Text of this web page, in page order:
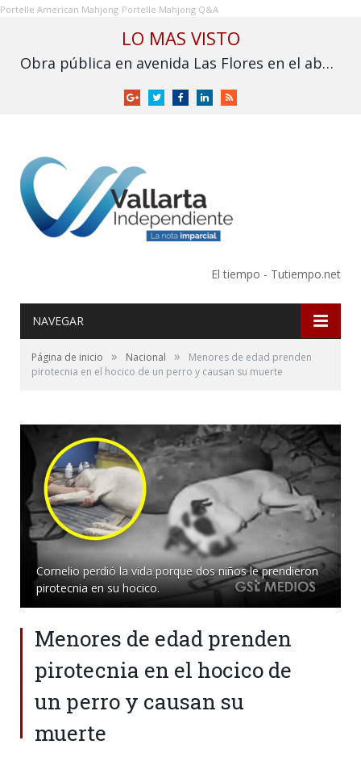
Portelle American Mahjong Portelle Mahjong Q&A
LO MAS VISTO
Obra pública en avenida Las Flores en el abandono
GoogleTwitterFacebookLinkedInRSS
El tiempo - Tutiempo.net
NAVEGAR
Página de inicio » Nacional »
Menores de edad prenden
pirotecnia en el hocico de un perro y causan su muerte
Cornelio perdió la vida porque dos niños le prendieron
pirotecnia en su hocico.
Menores de edad prenden
pirotecnia en el hocico de
un perro y causan su
muerte